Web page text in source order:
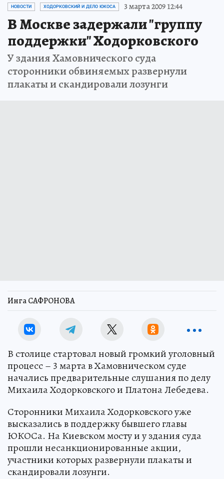
НОВОСТИ ХОДОРКОВСКИЙ И ДЕЛО ЮКОСА 3 марта 2009 12:44
В Москве задержали "группу
поддержки" Ходорковского
У здания Хамовнического суда
сторонники обвиняемых развернули
плакаты и скандировали лозунги
Инга САФРОНОВА
В столице стартовал новый громкий уголовный
процесс – 3 марта в Хамовническом суде
начались предварительные слушания по делу
Михаила Ходорковского и Платона Лебедева.
Сторонники Михаила Ходорковского уже
высказались в поддержку бывшего главы
ЮКОСа. На Киевском мосту и у здания суда
прошли несанкционированные акции,
участники которых развернули плакаты и
скандировали лозунги.